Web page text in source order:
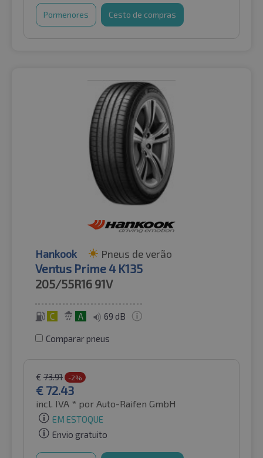
Pormenores Cesto de compras
Hankook Pneus de verão
Ventus Prime 4 K135
205/55R16 91V
C A 69 dB
Comparar pneus
€ 73.91 -2%
€ 72.43
incl. IVA * por Auto-Raifen GmbH
EM ESTOQUE
Envio gratuito